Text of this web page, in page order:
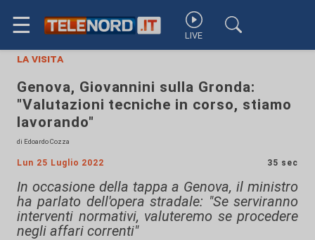
☰ LIVE
la visita
Genova, Giovannini sulla Gronda:
"Valutazioni tecniche in corso, stiamo
lavorando"
di Edoardo Cozza
Lun 25 Luglio 2022 35 sec
In occasione della tappa a Genova, il ministro
ha parlato dell'opera stradale: "Se serviranno
interventi normativi, valuteremo se procedere
negli affari correnti"